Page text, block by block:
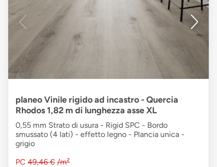
planeo Vinile rigido ad incastro - Quercia
Rhodos 1,82 m di lunghezza asse XL
0,55 mm Strato di usura - Rigid SPC - Bordo
smussato (4 lati) - effetto legno - Plancia unica -
grigio
PC 49,46 € /m²